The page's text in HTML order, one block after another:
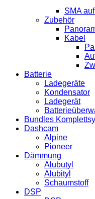
SMA
Zubehör
Kabel
Batterie
Ladegeräte
Kondensator
Ladegerät
Bundles
Dashcam
Alpine
Pioneer
Dämmung
Alubutyl
Alubityl
Schaumstoff
DSP